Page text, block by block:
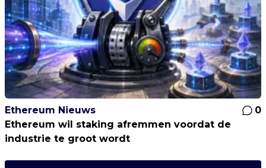
Ethereum Nieuws
0
Ethereum wil staking afremmen voordat de
industrie te groot wordt